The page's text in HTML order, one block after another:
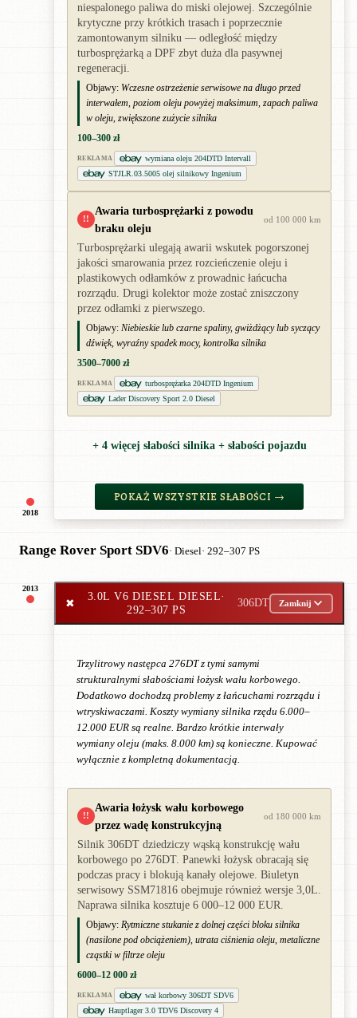
2018
niespalonego paliwa do miski olejowej. Szczególnie
krytyczne przy krótkich trasach i poprzecznie
zamontowanym silniku — odległość między
turbosprężarką a DPF zbyt duża dla pasywnej
regeneracji.
Objawy: Wczesne ostrzeżenie serwisowe na długo przed
interwałem, poziom oleju powyżej maksimum, zapach paliwa
w oleju, zwiększone zużycie silnika
100–300 zł
REKLAMA
wymiana oleju 204DTD Intervall
STJLR.03.5005 olej silnikowy Ingenium
!!
Awaria turbosprężarki z powodu
braku oleju
od 100 000 km
Turbosprężarki ulegają awarii wskutek pogorszonej
jakości smarowania przez rozcieńczenie oleju i
plastikowych odłamków z prowadnic łańcucha
rozrządu. Drugi kolektor może zostać zniszczony
przez odłamki z pierwszego.
Objawy: Niebieskie lub czarne spaliny, gwiżdżący lub syczący
dźwięk, wyraźny spadek mocy, kontrolka silnika
3500–7000 zł
REKLAMA
turbosprężarka 204DTD Ingenium
Lader Discovery Sport 2.0 Diesel
+ 4 więcej słabości silnika + słabości pojazdu
POKAŻ WSZYSTKIE SŁABOŚCI →
Range Rover Sport SDV6· Diesel· 292–307 PS
2013
✖
3.0L V6 DIESEL DIESEL·
292–307 PS
306DT Zamknij
Trzylitrowy następca 276DT z tymi samymi
strukturalnymi słabościami łożysk wału korbowego.
Dodatkowo dochodzą problemy z łańcuchami rozrządu i
wtryskiwaczami. Koszty wymiany silnika rzędu 6.000–
12.000 EUR są realne. Bardzo krótkie interwały
wymiany oleju (maks. 8.000 km) są konieczne. Kupować
wyłącznie z kompletną dokumentacją.
!!
Awaria łożysk wału korbowego
przez wadę konstrukcyjną
od 180 000 km
Silnik 306DT dziedziczy wąską konstrukcję wału
korbowego po 276DT. Panewki łożysk obracają się
podczas pracy i blokują kanały olejowe. Biuletyn
serwisowy SSM71816 obejmuje również wersje 3,0L.
Naprawa silnika kosztuje 6 000–12 000 EUR.
Objawy: Rytmiczne stukanie z dolnej części bloku silnika
(nasilone pod obciążeniem), utrata ciśnienia oleju, metaliczne
cząstki w filtrze oleju
6000–12 000 zł
REKLAMA
wał korbowy 306DT SDV6
Hauptlager 3.0 TDV6 Discovery 4